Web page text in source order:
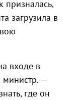
загрузила в
входе в
министр. —
где он